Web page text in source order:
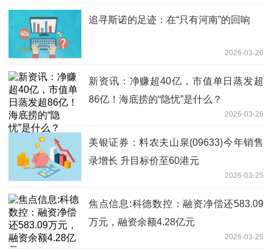
追寻斯诺的足迹：在“只有河南”的回响
2026-03-26
新资讯：净赚超40亿，市值单日蒸发超
86亿！海底捞的“隐忧”是什么？
2026-03-26
美银证券：料农夫山泉(09633)今年销售
录增长 升目标价至60港元
2026-03-25
焦点信息:科德数控：融资净偿还583.09
万元，融资余额4.28亿元
2026-03-25